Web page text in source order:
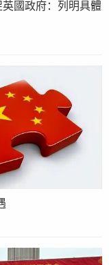
國政府：列明具體